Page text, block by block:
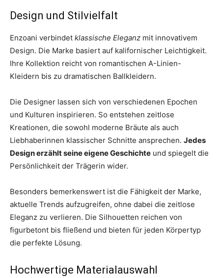
Design und Stilvielfalt
Enzoani verbindet klassische Eleganz mit innovativem
Design. Die Marke basiert auf kalifornischer Leichtigkeit.
Ihre Kollektion reicht von romantischen A-Linien-
Kleidern bis zu dramatischen Ballkleidern.
Die Designer lassen sich von verschiedenen Epochen
und Kulturen inspirieren. So entstehen zeitlose
Kreationen, die sowohl moderne Bräute als auch
Liebhaberinnen klassischer Schnitte ansprechen. Jedes
Design erzählt seine eigene Geschichte und spiegelt die
Persönlichkeit der Trägerin wider.
Besonders bemerkenswert ist die Fähigkeit der Marke,
aktuelle Trends aufzugreifen, ohne dabei die zeitlose
Eleganz zu verlieren. Die Silhouetten reichen von
figurbetont bis fließend und bieten für jeden Körpertyp
die perfekte Lösung.
Hochwertige Materialauswahl